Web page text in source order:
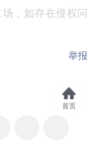
，如存在侵权问
举报
首页